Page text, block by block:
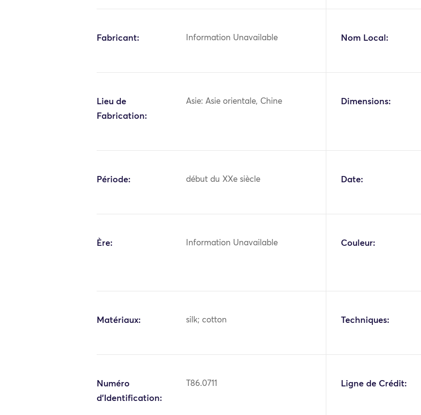
Fabricant: Information Unavailable Nom Local:
Lieu de
Fabrication:
Asie: Asie orientale, Chine Dimensions:
Période: début du XXe siècle Date:
Ère: Information Unavailable Couleur:
Matériaux: silk; cotton Techniques:
Numéro
d'Identification:
T86.0711 Ligne de Crédit: